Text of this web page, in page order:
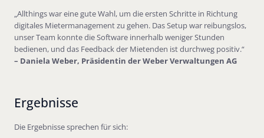
„Allthings war eine gute Wahl, um die ersten Schritte in Richtung
digitales Mietermanagement zu gehen. Das Setup war reibungslos,
unser Team konnte die Software innerhalb weniger Stunden
bedienen, und das Feedback der Mietenden ist durchweg positiv.“
– Daniela Weber, Präsidentin der Weber Verwaltungen AG
Ergebnisse
Die Ergebnisse sprechen für sich: